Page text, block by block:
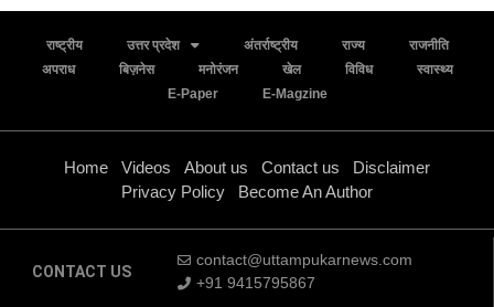
राष्ट्रीय उत्तर प्रदेश अंतर्राष्ट्रीय राज्य
राजनीति
अपराध
बिज़नेस मनोरंजन खेल विविध
स्वास्थ्य
E-Paper
E-Magzine
Home Videos About us Contact us
Disclaimer
Privacy Policy
Become An Author
CONTACT US
contact@uttampukarnews.com
+91 9415795867